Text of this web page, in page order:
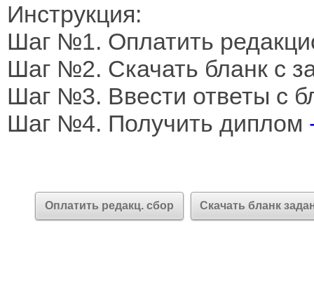
Инструкция:
Шаг №1. Оплатить
Шаг №2. Скачать бланк с
Шаг №3. Ввести ответы с
Шаг №4. Получить диплом
Оплатить редакц. сбор Скачать бланк